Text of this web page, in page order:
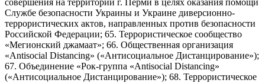
Службе безопасности Украины и Украине диверсионно-
террористических актов, направленных против безопасности
Российской Федерации; 65. Террористическое сообщество
«Мегионский джамаат»; 66. Общественная организация
«Antisocial Distancing» («Антисоциальное Дистанцирование»);
67. Объединение «Рок-группа «Antisocial Distancing»
(«Антисоциальное Дистанцирование»); 68. Террористическое